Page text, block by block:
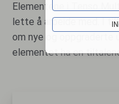
Elementene i Tenso
lette å arbeide med. I
om nye og
elementet ha en